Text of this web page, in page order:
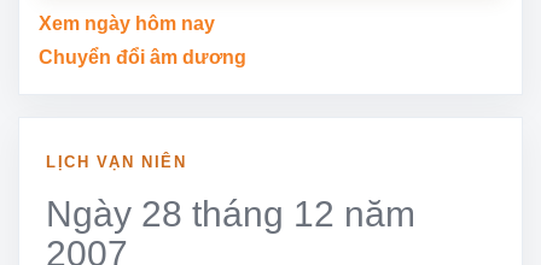
Xem ngày hôm nay
Chuyển đổi âm dương
LỊCH VẠN NIÊN
Ngày 28 tháng 12 năm
2007